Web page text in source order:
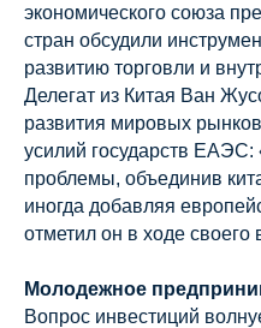
экономического союза
стран обсудили
развитию торговли и
Делегат из Китая Ван
развития мировых
усилий государств
проблемы, объединив
иногда добавляя
отметил он в ходе своего
Молодежное
Вопрос инвестиций